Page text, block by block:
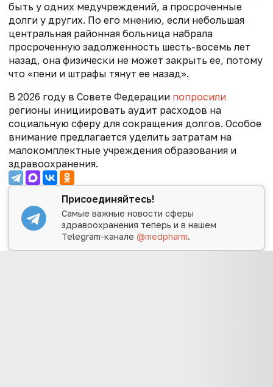
быть у одних медучреждений, а просроченные
долги у других. По его мнению, если небольшая
центральная районная больница набрала
просроченную задолженность шесть-восемь лет
назад, она физически не может закрыть ее, потому
что «пени и штрафы тянут ее назад».
В 2026 году в Совете Федерации попросили
регионы инициировать аудит расходов на
социальную сферу для сокращения долгов. Особое
внимание предлагается уделить затратам на
малокомплектные учреждения образования и
здравоохранения.
Присоединяйтесь!
Самые важные новости сферы
здравоохранения теперь и в нашем
Telegram-канале@medpharm.